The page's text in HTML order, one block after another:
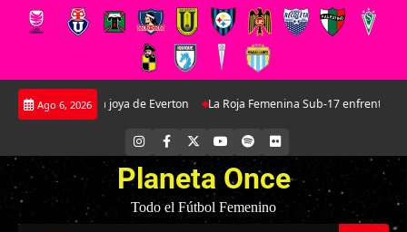
Saltar
Ago 6, 2026
La joya de Everton La Roja Femenina Sub-17 enfrentará a
INSTAGRAM
FACEBOOK YOUTUBE
SPOTIFYFLICKR
Planeta Once
Todo el Fútbol Femenino